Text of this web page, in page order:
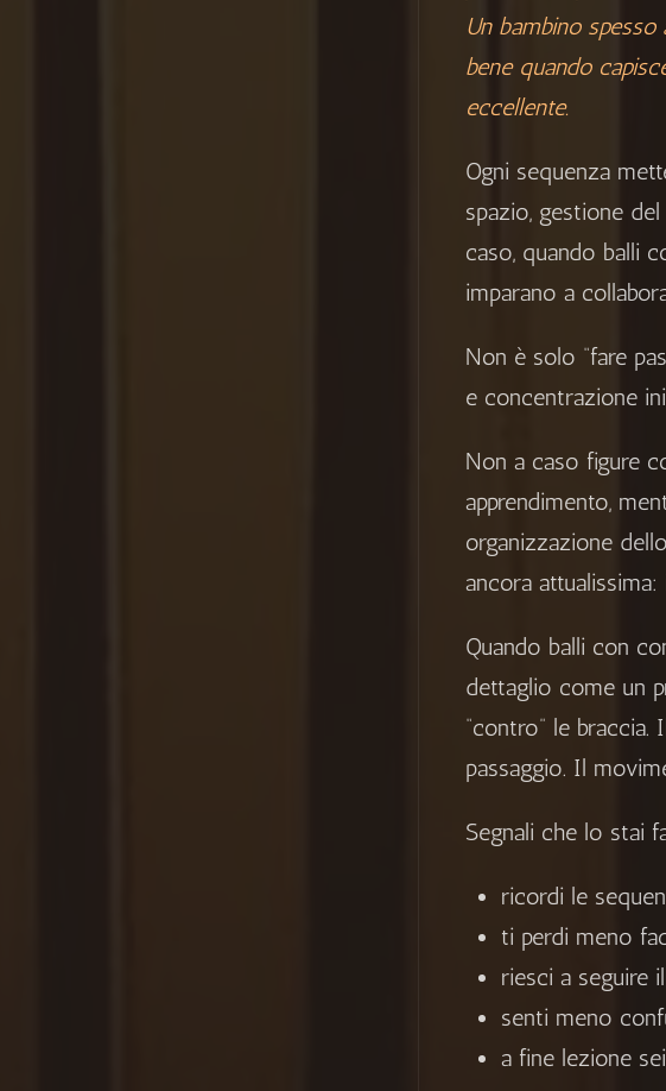
Un bambino
bene quando
eccellente.
Ogni sequenza
spazio, gestione
caso, quando balli
imparano a
Non è solo “fare
e concentrazione
Non a caso figure
apprendimento,
organizzazione
ancora
Quando balli con
dettaglio come un
“contro” le
passaggio. Il
Segnali che lo stai
ricordi le
ti perdi meno
riesci a seguire
senti meno
a fine lezione